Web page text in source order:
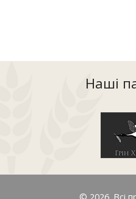
Наші